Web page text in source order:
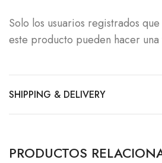
Solo los usuarios registrados
este producto pueden hacer
SHIPPING & DELIVERY
PRODUCTOS